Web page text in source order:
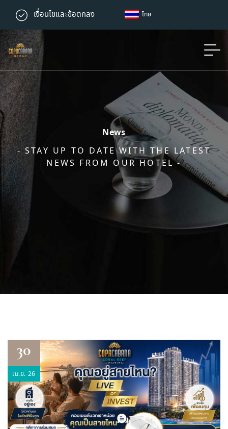
เงื่อนไขและข้อตกลง ไทย
News
- STAY UP TO DATE WITH THE LATEST
NEWS FROM OUR HOTEL -
30
เม.ย. 26